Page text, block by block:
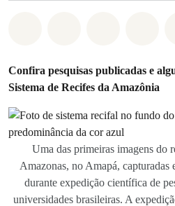
Confira pesquisas publicadas e
Sistema de Recifes da Amazônia
Uma das primeiras imagens do
Amazonas, no Amapá,
durante expedição científica de
universidades brasileiras. A